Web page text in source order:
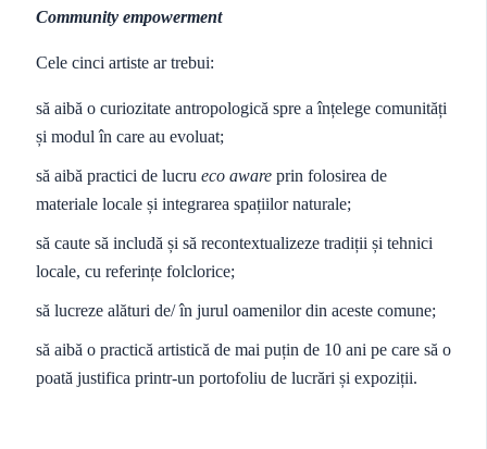
Community empowerment
Cele cinci artiste ar trebui:
să aibă o curiozitate antropologică spre a înțelege comunități
și modul în care au evoluat;
să aibă practici de lucru eco awareprin folosirea de
materiale locale și integrarea spațiilor naturale;
să caute să includă și să recontextualizeze tradiții și tehnici
locale, cu referințe folclorice;
să lucreze alături de/ în jurul oamenilor din aceste comune;
să aibă o practică artistică de mai puțin de 10 ani pe care să o
poată justifica printr-un portofoliu de lucrări și expoziții.